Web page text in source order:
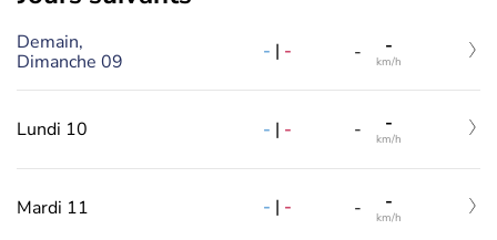
Demain,
Dimanche 09
- | - - -
km/h
Lundi 10 - | - - -
km/h
Mardi 11 - | - - -
km/h